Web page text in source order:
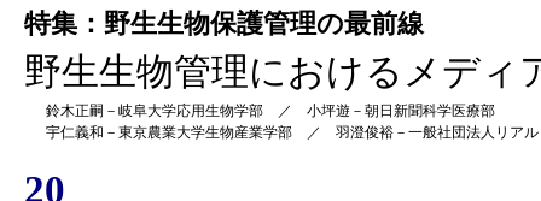
特集：野生生物保護管理の最前線
野生生物管理におけるメディ
鈴木正嗣－岐阜大学応用生物学部 ／ 小坪遊－朝日新聞科学医療部
宇仁義和－東京農業大学生物産業学部 ／ 羽澄俊裕－一般社団法人リアル
20